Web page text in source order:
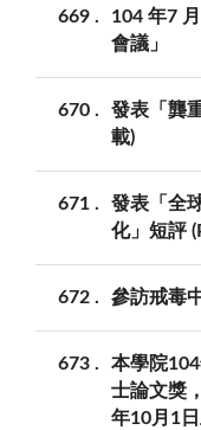
669
104 年7
會議」
670
發表「龔
載)
671
發表「全
化」短評
672 參訪戒毒
673
本學院
士論文獎
年10月1